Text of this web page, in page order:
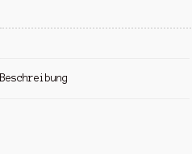
Beschreibung